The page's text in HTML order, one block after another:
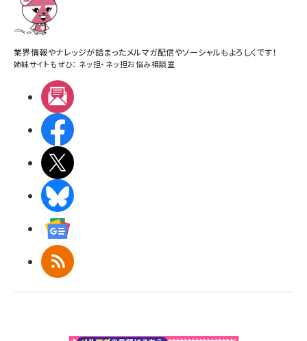
業界情報やナレッジが詰まったメルマガ配信やソーシャルもよろしくです！
姉妹サイトもぜひ： ネッ担・ ネッ担お悩み相談室
RSS